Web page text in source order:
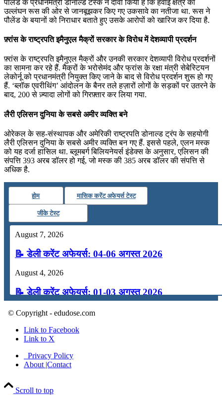
पोलैंड के प्रधानमंत्री डोनाल्ड टस्क ने दावा किया है कि हवाई क्षेत्र का
उल्लंघन रूस की ओर से जानबूझकर किए गए उकसावे का नतीजा था. रूस ने
पौलेंड के बयानों को निराधार बताते हुए उसके आरोपों को खारिज कर दिया है.
फ़्रांस के राष्ट्रपति इमैनुएल मैक्रों सरकार के विरोध में देशव्यापी प्रदर्शन
फ़्रांस के राष्ट्रपति इमैनुएल मैक्रों और उनकी सरकार देशव्यापी विरोध प्रदर्शनों
का सामना कर रहे हैं. मैक्रों के भरोसेमंद और फ्रांस के रक्षा मंत्री सेबेस्टियन
लेकोर्नू को प्रधानमंत्री नियुक्त किए जाने के बाद से विरोध प्रदर्शन शुरू हो गए
हैं. ‘ब्लॉक एवरीथिंग’ आंदोलन के बैनर तले हज़ारों लोगों के सड़कों पर उतरने के
बाद, 200 से ज़्यादा लोगों को गिरफ़्तार कर लिया गया.
लैरी एलिसन दुनिया के सबसे अमीर व्यक्ति बने
ओरेकल के सह-संस्थापक और अमेरिकी राष्ट्रपति डोनाल्ड ट्रंप के सहयोगी
लैरी एलिसन दुनिया के सबसे अमीर व्‍यक्ति बन गए हैं. इससे पहले, एलन मस्‍क
को यह दर्जा हासिल था. ब्लूमबर्ग बिलियनेयर्स इंडेक्स के अनुसार, एलिसन की
संपत्ति 393 अरब डॉलर हो गई, जो मस्क की 385 अरब डॉलर की संपत्ति से
अधिक है.
होम मासिक करेंट अफेयर्स टेस्ट
जीके टेस्ट
August 7, 2026
📝 डेली करेंट अफेयर्स: 04-06 अगस्त 2026
August 4, 2026
📝 डेली करेंट अफेयर्स: 01-03 अगस्त 2026
July 31, 2026
📝 डेली करेंट अफेयर्स: 28-31 जुलाई 2026
📝 डेली करेंट अफेयर्स: 25-27 जुलाई 2026
July 25, 2026
© Copyright - edudose.com
Link to Facebook
Link to X
Privacy Policy
About |Contact
Scroll to top